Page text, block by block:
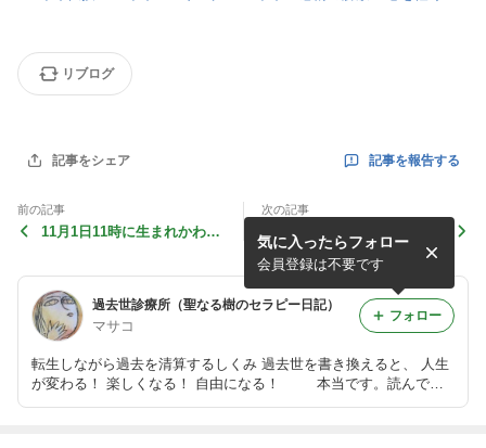
リブログ
記事をシェア 記事を報告する
前の記事
11月1日11時に生まれかわる
次の記事
心のデトックスとレイキの関
係（3）
過去世診療所（聖なる樹のセラピー日記）
マサコ
転生しながら過去を清算するしくみ 過去世を書き換えると、 人生
が変わる！ 楽しくなる！ 自由になる！ 本当です。読んでみ
てね。
気に入ったらフォロー
会員登録は不要です
フォロー